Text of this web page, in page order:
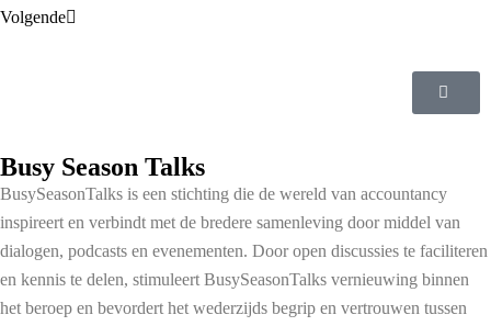
Volgende
Busy Season Talks
BusySeasonTalks is een stichting die de wereld van accountancy
inspireert en verbindt met de bredere samenleving door middel van
dialogen, podcasts en evenementen. Door open discussies te faciliteren
en kennis te delen, stimuleert BusySeasonTalks vernieuwing binnen
het beroep en bevordert het wederzijds begrip en vertrouwen tussen